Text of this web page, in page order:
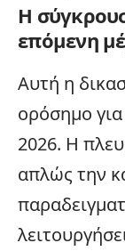
Η
επόμενη
Αυτή η
ορόσημο
2026. Η
απλώς την